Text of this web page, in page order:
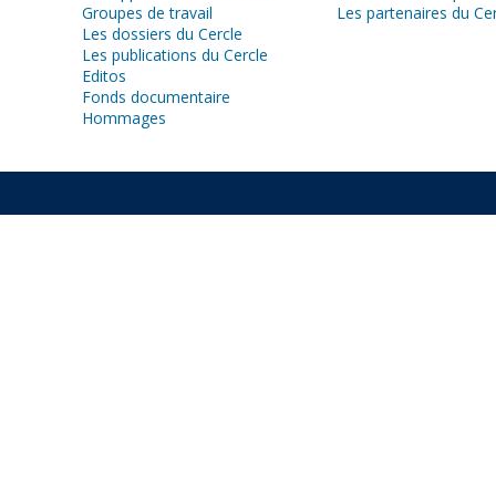
Groupes de travail
Les dossiers du Cercle
Les publications du Cercle
Editos
Fonds documentaire
Hommages
Les partenaires du